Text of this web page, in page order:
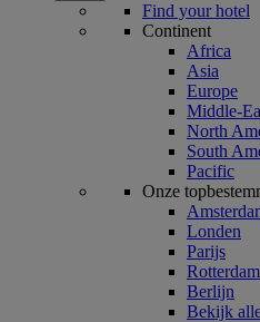
Find your hotel
Continent
Africa
Asia
Europe
Middle-
North
South
Pacific
Onze
Londen
Parijs
Rotterdam
Berlijn
Bekijk